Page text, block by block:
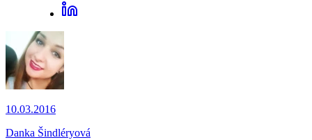
10.03.2016
Danka Šindléryová